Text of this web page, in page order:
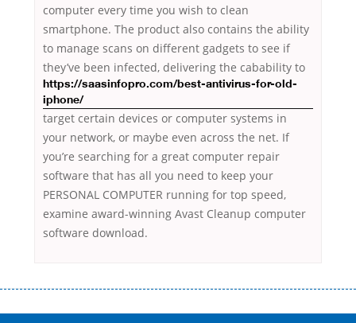
computer every time you wish to clean
smartphone. The product also contains the ability
to manage scans on different gadgets to see if
they’ve been infected, delivering
https://saasinfopro.com/best-antivirus-for-old-
iphone/
the cabability to
target certain devices or computer systems in
your network, or maybe even across the net. If
you’re searching for a great computer repair
software that has all you need to keep your
PERSONAL COMPUTER running for top speed,
examine award-winning Avast Cleanup computer
software download.
оформляти кредит в банку, значить Вам добре знайомі незручності